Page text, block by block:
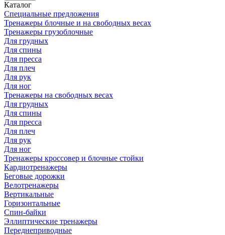
Каталог
Специальные предложения
Тренажеры блочные и на свободных весах
Тренажеры грузоблочные
Для грудных
Для спины
Для пресса
Для плеч
Для рук
Для ног
Тренажеры на свободных весах
Для грудных
Для спины
Для пресса
Для плеч
Для рук
Для ног
Тренажеры кроссовер и блочные стойки
Кардиотренажеры
Беговые дорожки
Велотренажеры
Вертикальные
Горизонтальные
Спин-байки
Эллиптические тренажеры
Переднеприводные